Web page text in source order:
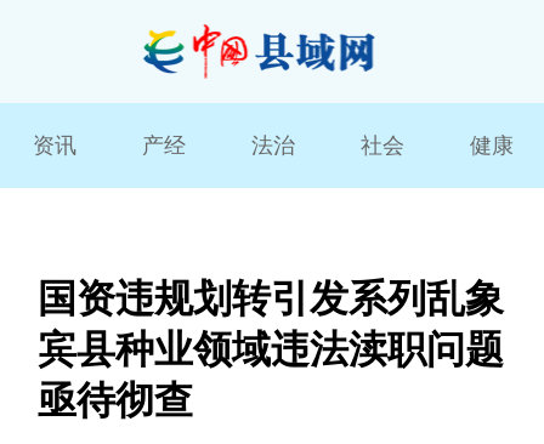
资讯 产经 法治 社会 健康
国资违规划转引发系列乱象
宾县种业领域违法渎职问题
亟待彻查